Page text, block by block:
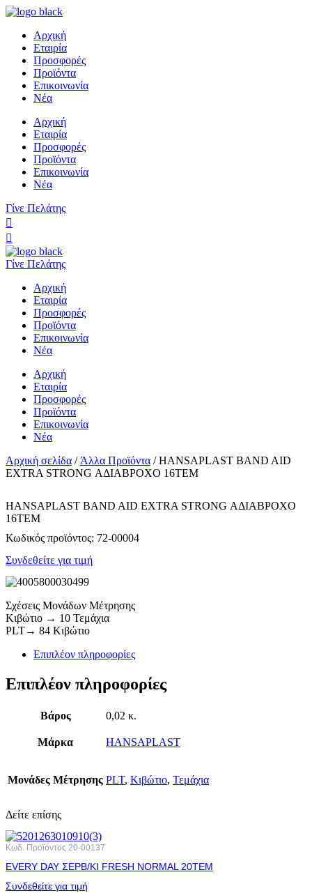
Αρχική
Εταιρία
Προσφορές
Προϊόντα
Επικοινωνία
Νέα
Αρχική
Εταιρία
Προσφορές
Προϊόντα
Επικοινωνία
Νέα
Γίνε Πελάτης
Γίνε Πελάτης
Αρχική
Εταιρία
Προσφορές
Προϊόντα
Επικοινωνία
Νέα
Αρχική
Εταιρία
Προσφορές
Προϊόντα
Επικοινωνία
Νέα
Αρχική σελίδα / Άλλα Προϊόντα / HANSAPLAST BAND AID
EXTRA STRONG ΑΔΙΑΒΡΟΧΟ 16ΤΕΜ
HANSAPLAST BAND AID EXTRA STRONG ΑΔΙΑΒΡΟΧΟ
16ΤΕΜ
Κωδικός προϊόντος: 72-00004
Συνδεθείτε για τιμή
Σχέσεις Μονάδων Μέτρησης
Κιβώτιο → 10 Τεμάχια
PLT→ 84 Κιβώτιο
Επιπλέον πληροφορίες
Επιπλέον πληροφορίες
Βάρος 0,02 κ.
Μάρκα HANSAPLAST
Μονάδες Μέτρησης PLT, Κιβώτιο, Τεμάχια
Δείτε επίσης
Κωδ. Προϊόντος 20-00137
EVERY DAY ΣΕΡΒ/ΚΙ FRESH NORMAL 20TEM
Συνδεθείτε για τιμή